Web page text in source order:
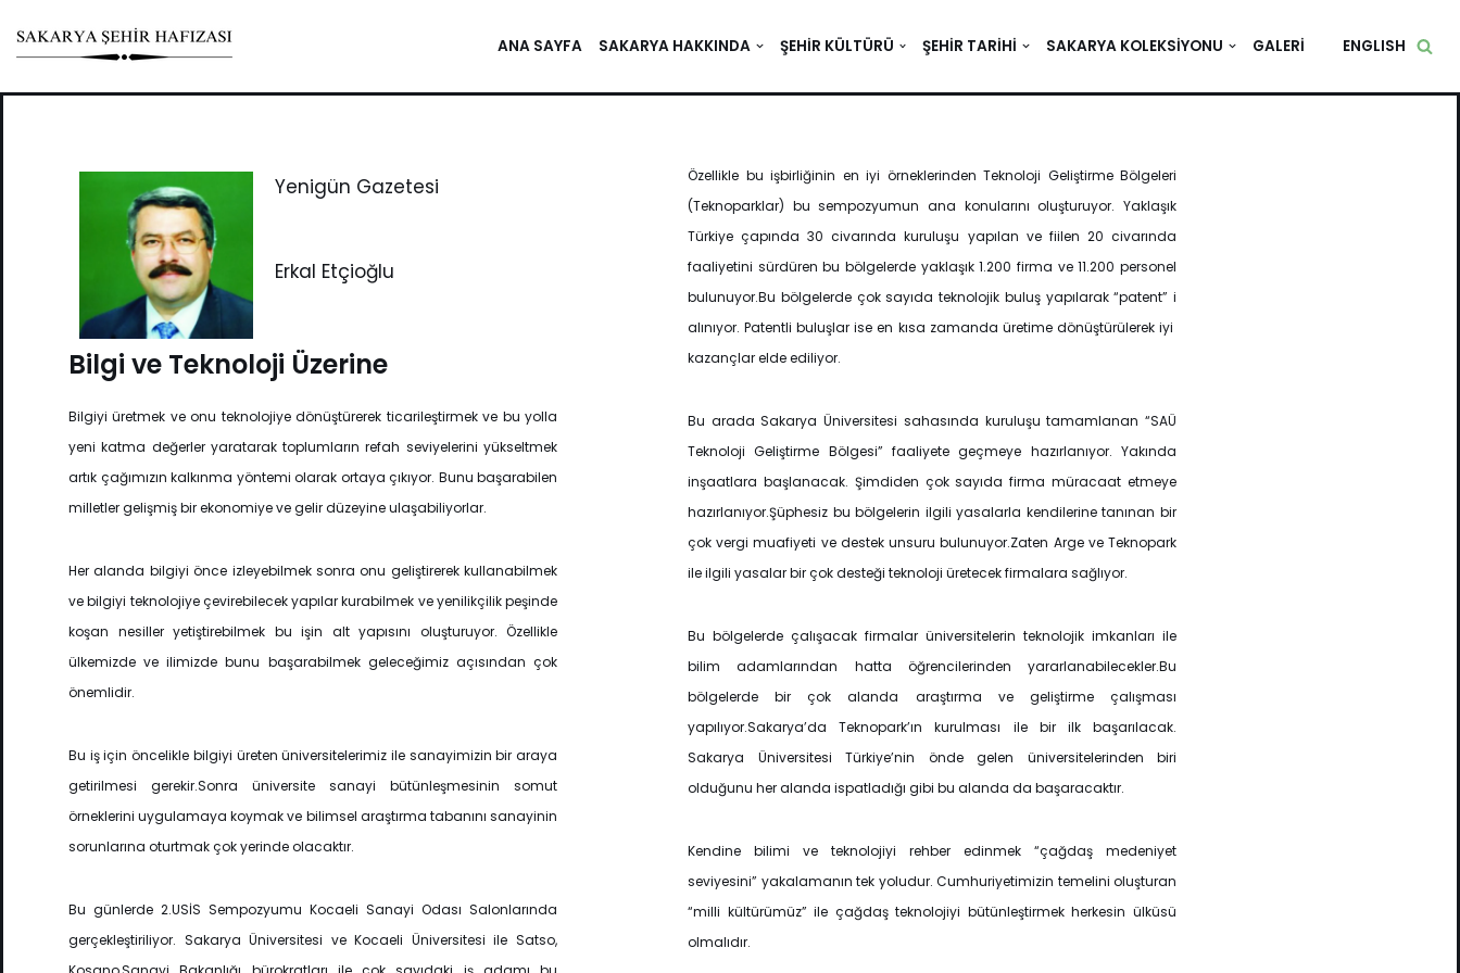
Skip
to
ANA SAYFA SAKARYA HAKKINDA ŞEHIR KÜLTÜRÜ ŞEHIR TARIHI SAKARYA KOLEKSIYONU GALERI ENGLISH
Yenigün Gazetesi
Erkal Etçioğlu
Bilgi ve Teknoloji Üzerine
Bilgiyi üretmek ve onu teknolojiye dönüştürerek ticarileştirmek ve bu yolla
yeni katma değerler yaratarak toplumların refah seviyelerini yükseltmek
artık çağımızın kalkınma yöntemi olarak ortaya çıkıyor. Bunu başarabilen
milletler gelişmiş bir ekonomiye ve gelir düzeyine ulaşabiliyorlar.
Her alanda bilgiyi önce izleyebilmek sonra onu geliştirerek kullanabilmek
ve bilgiyi teknolojiye çevirebilecek yapılar kurabilmek ve yenilikçilik peşinde
koşan nesiller yetiştirebilmek bu işin alt yapısını oluşturuyor. Özellikle
ülkemizde ve ilimizde bunu başarabilmek geleceğimiz açısından çok
önemlidir.
Bu iş için öncelikle bilgiyi üreten üniversitelerimiz ile sanayimizin bir araya
getirilmesi gerekir.Sonra üniversite sanayi bütünleşmesinin somut
örneklerini uygulamaya koymak ve bilimsel araştırma tabanını sanayinin
sorunlarına oturtmak çok yerinde olacaktır.
Bu günlerde 2.USİS Sempozyumu Kocaeli Sanayi Odası Salonlarında
gerçekleştiriliyor. Sakarya Üniversitesi ve Kocaeli Üniversitesi ile Satso,
Özellikle bu işbirliğinin en iyi örneklerinden Teknoloji Geliştirme Bölgeleri
(Teknoparklar) bu sempozyumun ana konularını oluşturuyor. Yaklaşık
Türkiye çapında 30 civarında kuruluşu yapılan ve fiilen 20 civarında
faaliyetini sürdüren bu bölgelerde yaklaşık 1.200 firma ve 11.200 personel
bulunuyor.Bu bölgelerde çok sayıda teknolojik buluş yapılarak “patent” i
alınıyor. Patentli buluşlar ise en kısa zamanda üretime dönüştürülerek iyi
kazançlar elde ediliyor.
Bu arada Sakarya Üniversitesi sahasında kuruluşu tamamlanan “SAÜ
Teknoloji Geliştirme Bölgesi” faaliyete geçmeye hazırlanıyor. Yakında
inşaatlara başlanacak. Şimdiden çok sayıda firma müracaat etmeye
hazırlanıyor.Şüphesiz bu bölgelerin ilgili yasalarla kendilerine tanınan bir
çok vergi muafiyeti ve destek unsuru bulunuyor.Zaten Arge ve Teknopark
ile ilgili yasalar bir çok desteği teknoloji üretecek firmalara sağlıyor.
Bu bölgelerde çalışacak firmalar üniversitelerin teknolojik imkanları ile
bilim adamlarından hatta öğrencilerinden yararlanabilecekler.Bu
bölgelerde bir çok alanda araştırma ve geliştirme çalışması
yapılıyor.Sakarya’da Teknopark’ın kurulması ile bir ilk başarılacak.
Sakarya Üniversitesi Türkiye’nin önde gelen üniversitelerinden biri
olduğunu her alanda ispatladığı gibi bu alanda da başaracaktır.
Kendine bilimi ve teknolojiyi rehber edinmek “çağdaş medeniyet
seviyesini” yakalamanın tek yoludur. Cumhuriyetimizin temelini oluşturan
“milli kültürümüz” ile çağdaş teknolojiyi bütünleştirmek herkesin ülküsü
olmalıdır.